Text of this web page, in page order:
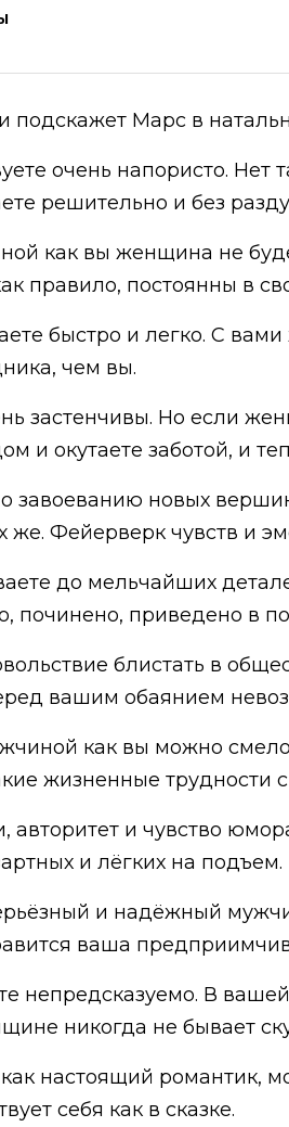
Марс в
очень напористо.
решительно и без
как вы женщина не
правило, постоянны в
быстро и легко. С
чем вы.
застенчивы. Но если
и окутаете заботой, и
завоеванию новых
Фейерверк чувств и
до мельчайших
починено, приведено в
блистать в
вашим обаянием
как вы можно
жизненные трудности
авторитет и чувство
и лёгких на подъем.
и надёжный
ваша
непредсказуемо. В
никогда не бывает
настоящий романтик,
себя как в сказке.